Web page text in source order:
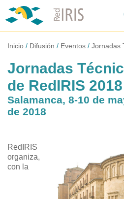
Inicio Difusión Eventos Jornadas
Jornadas
de RedIRIS 2018
Salamanca, 8-10 de
de 2018
RedIRIS
organiza,
con la